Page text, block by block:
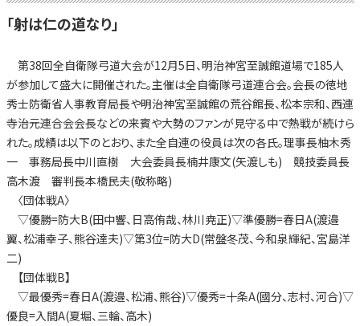
「射は仁の道なり」
第38回全自衛隊弓道大会が12月5日、明治神宮至誠館道場で185人
が参加して盛大に開催された。主催は全自衛隊弓道連合会。会長の徳地
秀士防衛省人事教育局長や明治神宮至誠館の荒谷館長、松本宗和、西連
寺治元連合会会長などの来賓や大勢のファンが見守る中で熱戦が続けら
れた。成績は以下のとおり、また全自連の役員は次の各氏。理事長柚木秀
一 事務局長中川直樹 大会委員長楠井康文(矢渡しも) 競技委員長
高木渡 審判長本橋民夫(敬称略)
〈団体戦A〉
▽優勝=防大B(田中響、日高侑哉、林川尭正)▽準優勝=春日A(渡邉
翼、松浦幸子、熊谷達夫)▽第3位=防大D(常盤冬茂、今和泉輝紀、宮島洋
二)
【団体戦B】
▽最優秀=春日A(渡邉、松浦、熊谷)▽優秀=十条A(國分、志村、河合)▽
優良=入間A(夏堀、三輪、高木)